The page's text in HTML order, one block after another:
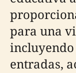
para una
entradas,